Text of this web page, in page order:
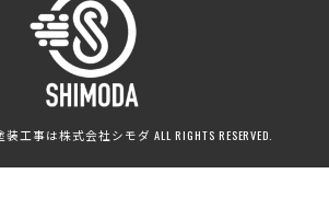
工事は株式会社シモダ ALL RIGHTS RESERVED.